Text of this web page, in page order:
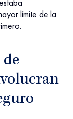
límite de la